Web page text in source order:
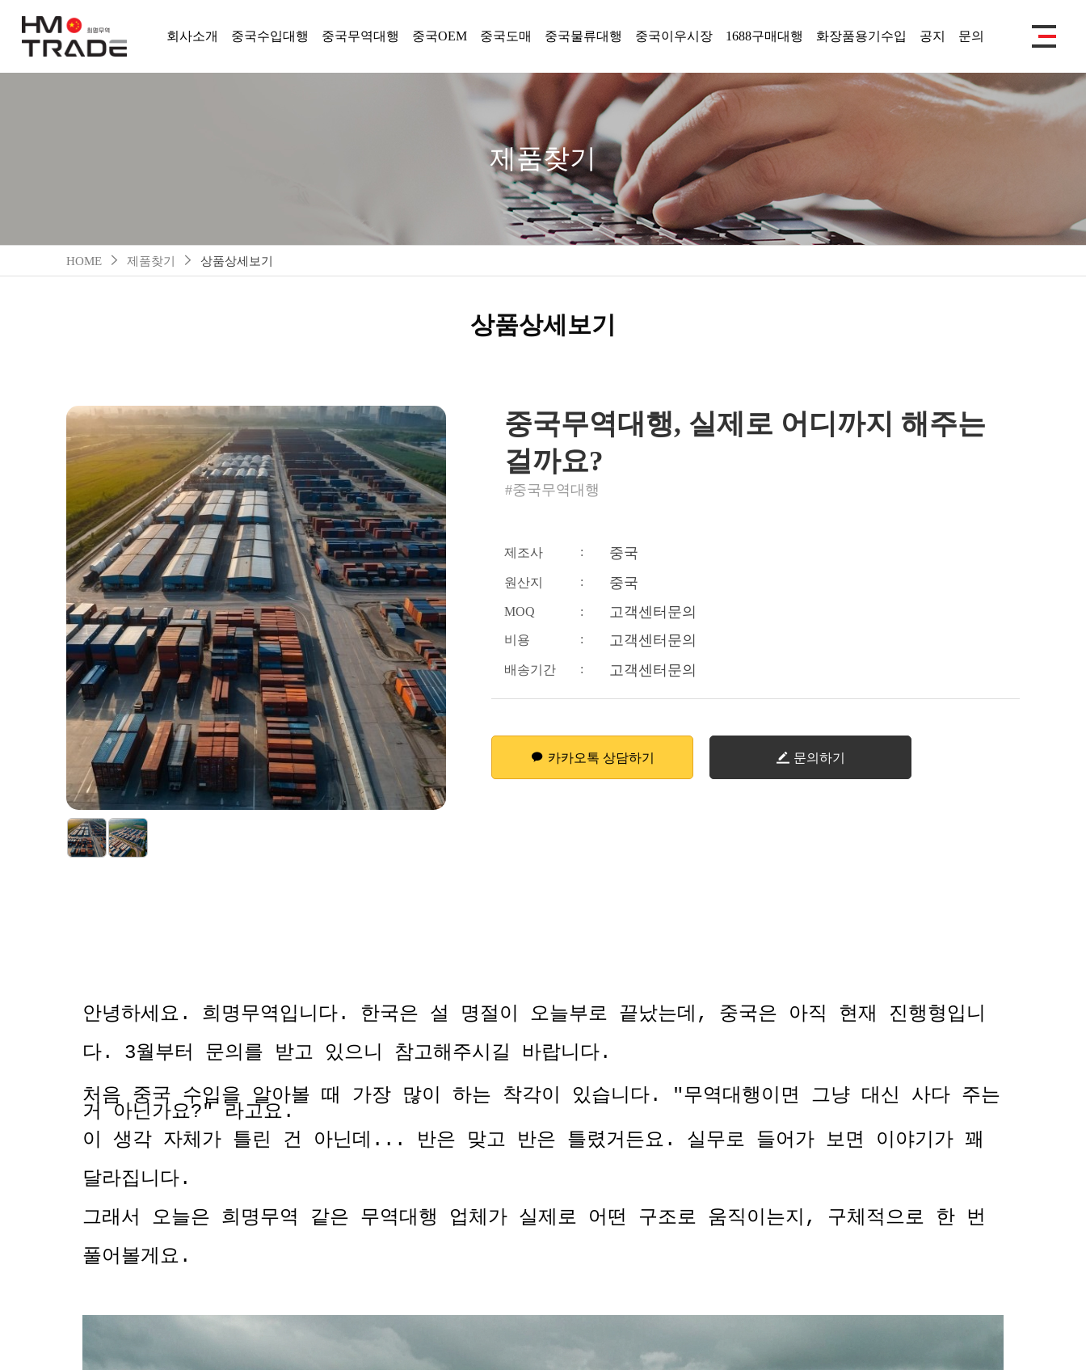
회사소개 중국수입대행 중국무역대행 중국OEM 중국도매 중국물류대행 중국이우시장 1688구매대행 화장품용기수입 공지 문의
제품찾기
HOME 제품찾기 상품상세보기
상품상세보기
중국무역대행, 실제로 어디까지 해주는
걸까요?
#중국무역대행
제조사 : 중국
원산지 : 중국
MOQ : 고객센터문의
비용 : 고객센터문의
배송기간 : 고객센터문의
카카오톡 상담하기 문의하기
안녕하세요. 희명무역입니다. 한국은 설 명절이 오늘부로 끝났는데, 중국은 아직 현재 진행형입니
다. 3월부터 문의를 받고 있으니 참고해주시길 바랍니다.
처음 중국 수입을 알아볼 때 가장 많이 하는 착각이 있습니다. "무역대행이면 그냥 대신 사다 주는
거 아닌가요?" 라고요.
이 생각 자체가 틀린 건 아닌데... 반은 맞고 반은 틀렸거든요. 실무로 들어가 보면 이야기가 꽤
달라집니다.
그래서 오늘은 희명무역 같은 무역대행 업체가 실제로 어떤 구조로 움직이는지, 구체적으로 한 번
풀어볼게요.